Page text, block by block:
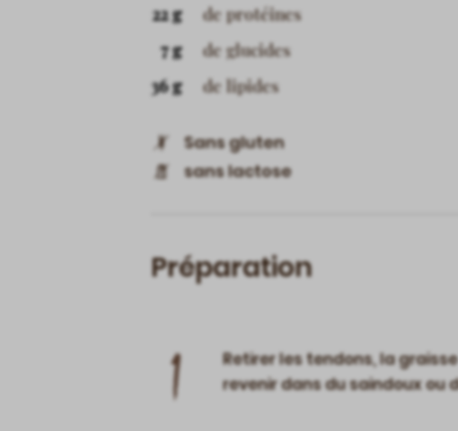
22 g
de protéines
7 g
de glucides
36 g
de lipides
Sans gluten
sans lactose
Préparation
1
Retirer les tendons, la
revenir dans du saindoux ou